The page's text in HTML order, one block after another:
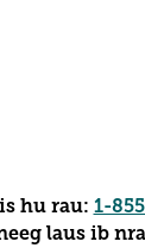
hu rau: 1-
laus ib